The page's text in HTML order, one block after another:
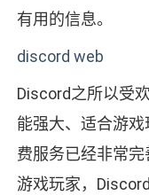
有用的信息。
discord web
Discord之所以受
能强大、适合游
费服务已经非常
游戏玩家，